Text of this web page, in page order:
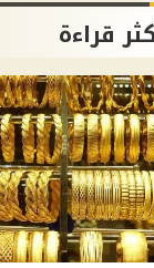
قراءة